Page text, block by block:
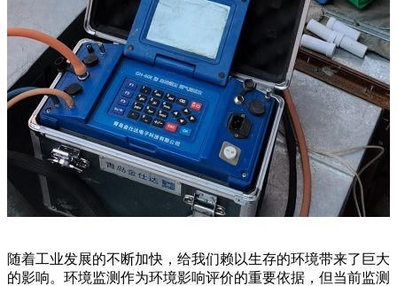
随着工业发展的不断加快，给我们赖以生存的环境带来了巨大
的影响。环境监测作为环境影响评价的重要依据，但当前监测